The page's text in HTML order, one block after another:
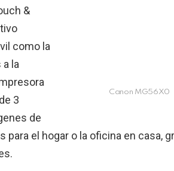
Canon MG56X0
&
como la
la
3
de
el hogar o la oficina en casa,